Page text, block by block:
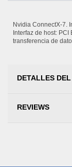
Nvidia ConnectX-7.
Interfaz de host:
transferencia de
DETALLES
REVIEWS